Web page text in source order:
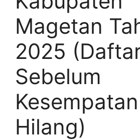
Magetan
2025
Sebelum
Kesempatan
Hilang)